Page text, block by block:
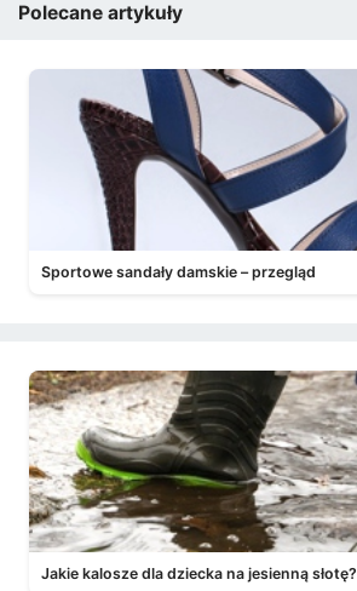
Polecane artykuły
Sportowe sandały damskie – przegląd
Jakie kalosze dla dziecka na jesienną słotę?